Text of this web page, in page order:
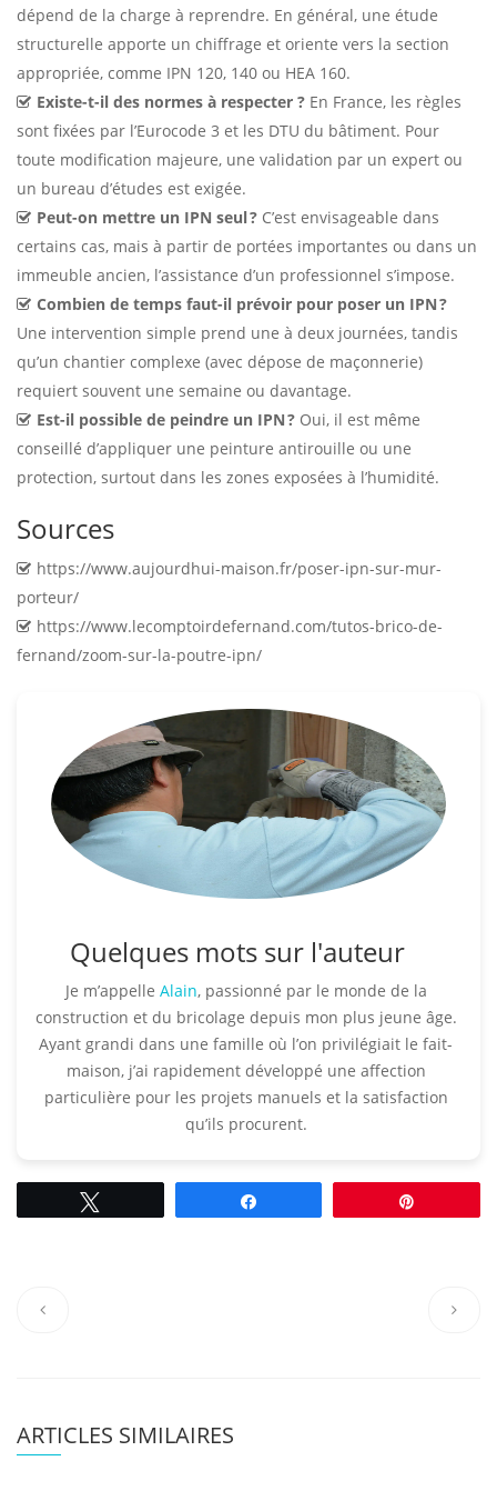
dépend de la charge à reprendre. En général, une étude
structurelle apporte un chiffrage et oriente vers la section
appropriée, comme IPN 120, 140 ou HEA 160.
Existe-t-il des normes à respecter ? En France, les règles
sont fixées par l’Eurocode 3 et les DTU du bâtiment. Pour
toute modification majeure, une validation par un expert ou
un bureau d’études est exigée.
Peut-on mettre un IPN seul ? C’est envisageable dans
certains cas, mais à partir de portées importantes ou dans un
immeuble ancien, l’assistance d’un professionnel s’impose.
Combien de temps faut-il prévoir pour poser un IPN ?
Une intervention simple prend une à deux journées, tandis
qu’un chantier complexe (avec dépose de maçonnerie)
requiert souvent une semaine ou davantage.
Est-il possible de peindre un IPN ? Oui, il est même
conseillé d’appliquer une peinture antirouille ou une
protection, surtout dans les zones exposées à l’humidité.
Sources
https://www.aujourdhui-maison.fr/poser-ipn-sur-mur-
porteur/
https://www.lecomptoirdefernand.com/tutos-brico-de-
fernand/zoom-sur-la-poutre-ipn/
Quelques mots sur l'auteur
Je m’appelle Alain, passionné par le monde de la
construction et du bricolage depuis mon plus jeune âge.
Ayant grandi dans une famille où l’on privilégiait le fait-
maison, j’ai rapidement développé une affection
particulière pour les projets manuels et la satisfaction
qu’ils procurent.​
ARTICLES SIMILAIRES